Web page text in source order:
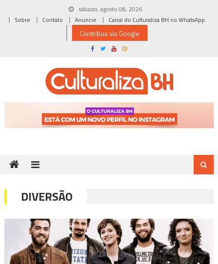
sábado, agosto 08, 2026
Sobre
Contato Anuncie Canal do Culturaliza BH no WhatsApp
Contribua via Google
DIVERSÃO